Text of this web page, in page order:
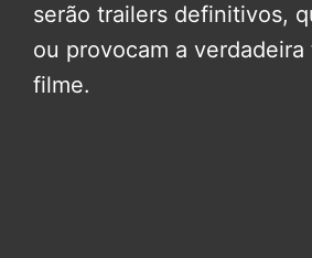
serão trailers definitivos,
ou provocam a verdadeira
filme.